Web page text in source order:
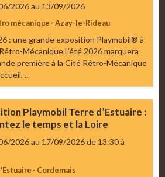
2026au 13/09/2026
mécanique - Azay-le-Rideau
: une grande exposition Playmobil® à
Mécanique L’été 2026 marquera
première à la Cité Rétro-Mécanique
...
Playmobil Terre d’Estuaire :
le temps et la Loire
2026au 17/09/2026de 13:30à
- Cordemais